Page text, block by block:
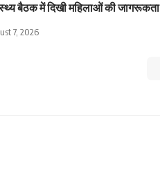
बैठक में दिखी महिलाओं की जागरूकता
7, 2026